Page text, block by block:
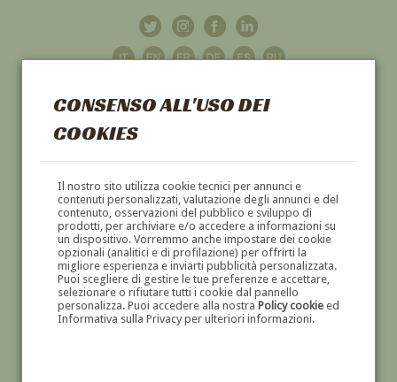
CONSENSO ALL'USO DEI
COOKIES
Il nostro sito utilizza cookie tecnici per annunci e
contenuti personalizzati, valutazione degli annunci e del
contenuto, osservazioni del pubblico e sviluppo di
prodotti, per archiviare e/o accedere a informazioni su
un dispositivo. Vorremmo anche impostare dei cookie
opzionali (analitici e di profilazione) per offrirti la
migliore esperienza e inviarti pubblicità personalizzata.
Puoi scegliere di gestire le tue preferenze e accettare,
selezionare o rifiutare tutti i cookie dal pannello
personalizza. Puoi accedere alla nostra Policy cookieed
Informativa sulla Privacy per ulteriori informazioni.
GALLERIAD'ARTE
DIPINTI E SCULTURE '800 E '900